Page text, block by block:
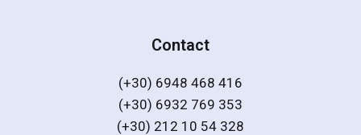
Contact
(+30) 6948 468 416
(+30) 6932 769 353
(+30) 212 10 54 328